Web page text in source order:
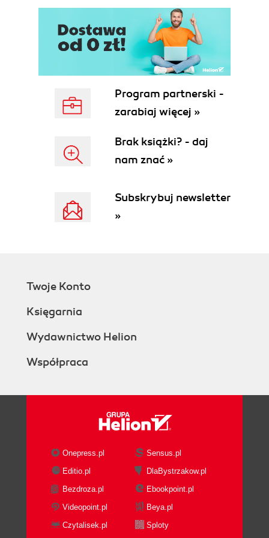
Documentation
Utilities
Links
Creating your own modification (mod)
Summary
2. Grasping Hammer
Terminology
Brush
World
The Hammer overview
Viewports
The Apply Current Texture Tool
The texture bar
The filter control bar
The object bar
Looking around
Multiple cameras
Selecting objects in the 3D viewport
Navigating in 2D
Program partnerski -
zarabiaj więcej »
Brak książki? - daj
nam znać »
Subskrybuj newsletter
»
Twoje Konto
Księgarnia
Wydawnictwo Helion
Współpraca
Onepress.pl
Sensus.pl
Editio.pl
DlaBystrzakow.pl
Bezdroza.pl
Ebookpoint.pl
Videopoint.pl
Beya.pl
Czytalisek.pl
Sploty